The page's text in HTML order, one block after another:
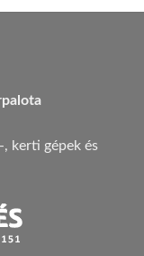
kerti gépek és